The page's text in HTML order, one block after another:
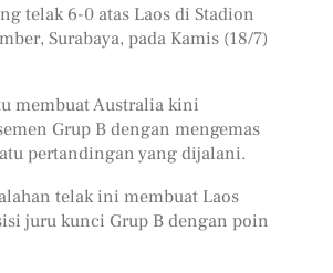
telak 6-0 atas Laos di Stadion
Surabaya, pada Kamis (18/7)
membuat Australia kini
Grup B dengan mengemas
pertandingan yang dijalani.
telak ini membuat Laos
juru kunci Grup B dengan poin